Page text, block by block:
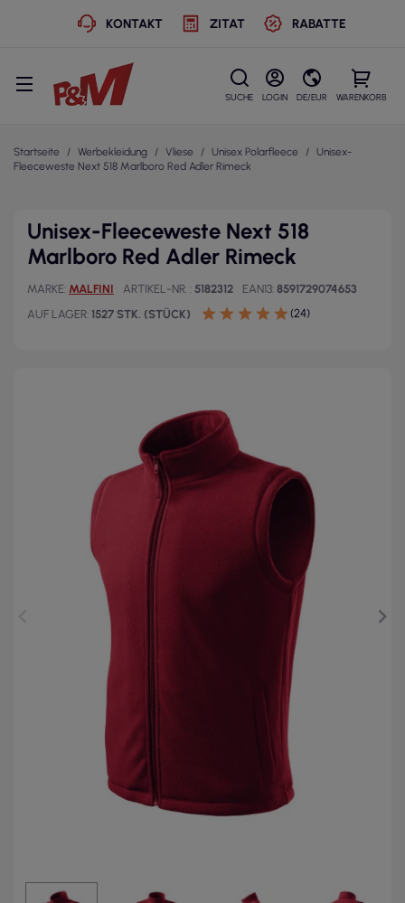
KONTAKT ZITAT RABATTE
SUCHE LOGIN DE/EUR WARENKORB
Startseite Werbekleidung Vliese Unisex Polarfleece
Unisex-
Fleeceweste Next 518 Marlboro Red Adler Rimeck
Unisex-Fleeceweste Next 518
Marlboro Red Adler Rimeck
MARKE MALFINI ARTIKEL-NR. 5182312 EAN13 8591729074653
AUF LAGER 1527 STK. (STÜCK) (24)